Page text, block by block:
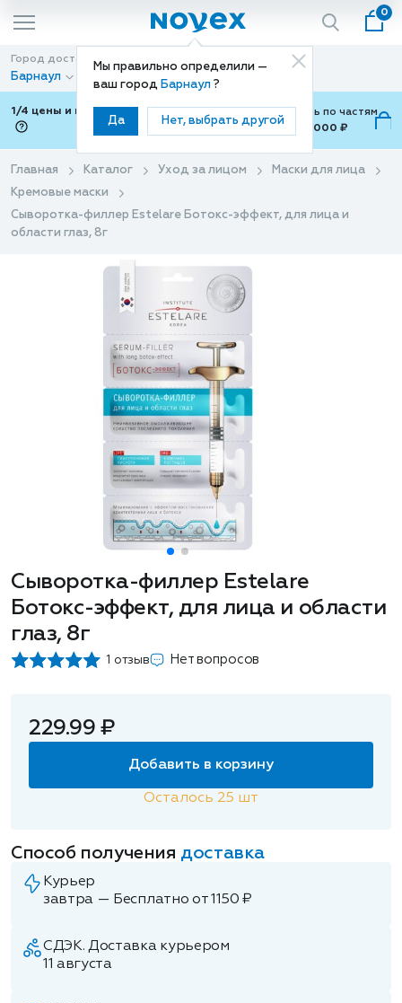
Мы правильно определили —
ваш город Барнаул ?
Да Нет, выбрать другой
0
Город доставки
Барнаул
Способ доставки
Доставка
1/4 цены и покупки ваши с Подели
Можно оплатить по частям
от 700 ₽ до 15,000 ₽
Главная Каталог Уход за лицом
Маски для лица
Кремовые маски
Сыворотка-филлер Estelare Ботокс-эффект, для лица и
области глаз, 8г
Сыворотка-филлер Estelare
Ботокс-эффект, для лица и области
глаз, 8г
1 отзыв Нет вопросов
229.99 ₽
Добавить в корзину
Осталось 25 шт
Способ получения доставка
Курьер
завтра — Бесплатно от 1150 ₽
СДЭК. Доставка курьером
11 августа